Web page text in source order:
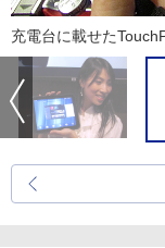
充電台に載せた